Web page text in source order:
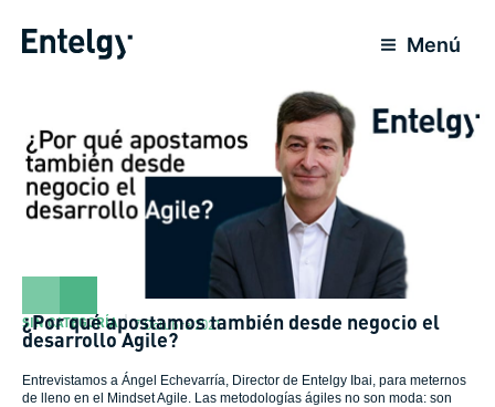
Menú
SIN CATEGORÍA 7 Octubre 2021
¿Por qué apostamos también desde negocio el
desarrollo Agile?
Entrevistamos a Ángel Echevarría, Director de Entelgy Ibai, para meternos
de lleno en el Mindset Agile. Las metodologías ágiles no son moda: son